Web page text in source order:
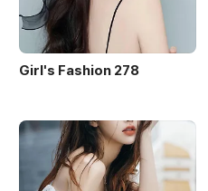
Girl's Fashion 278